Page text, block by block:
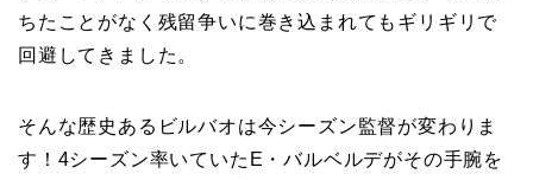
ちたことがなく残留争いに巻き込まれてもギリギリで
回避してきました。
そんな歴史あるビルバオは今シーズン監督が変わりま
す！4シーズン率いていたE・バルベルデがその手腕を